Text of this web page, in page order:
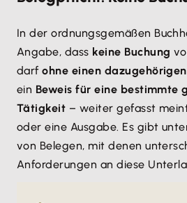
Mehr
In der ordnungsgemäßen
Angabe, dass keine Buchung
darfohne einen
ein Beweis für eine bestimmte
Tätigkeit – weiter gefasst
oder eine Ausgabe. Es gibt
von Belegen, mit denen
Anforderungen an diese